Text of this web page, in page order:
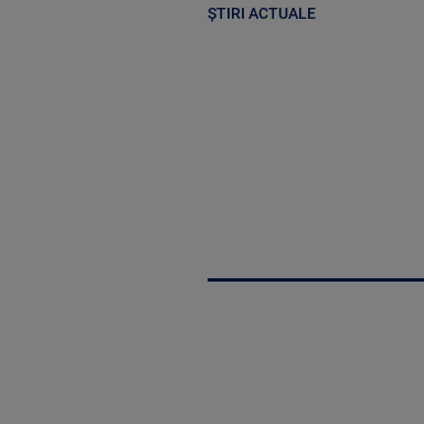
ȘTIRI ACTUALE